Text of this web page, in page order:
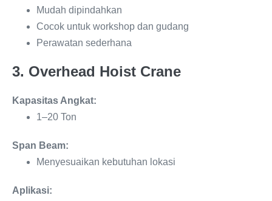
Mudah dipindahkan
Cocok untuk workshop dan gudang
Perawatan sederhana
3. Overhead Hoist Crane
Kapasitas Angkat:
1–20 Ton
Span Beam:
Menyesuaikan kebutuhan lokasi
Aplikasi: